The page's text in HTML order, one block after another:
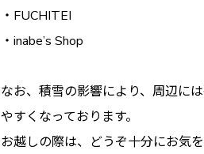
・FUCHITEI
・inabe’s Shop
なお、積雪の影響により、周辺に
やすくなっております。
お越しの際は、どうぞ十分にお気を